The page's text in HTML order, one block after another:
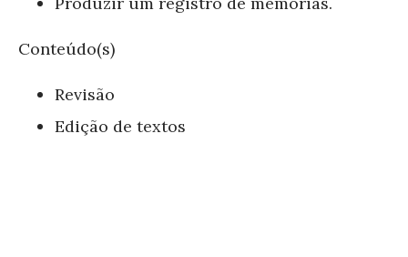
Conteúdo(s)
Revisão
Edição de textos